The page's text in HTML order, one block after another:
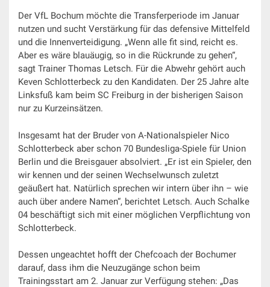
Der VfL Bochum möchte die Transferperiode im Januar
nutzen und sucht Verstärkung für das defensive Mittelfeld
und die Innenverteidigung. „Wenn alle fit sind, reicht es.
Aber es wäre blauäugig, so in die Rückrunde zu gehen“,
sagt Trainer Thomas Letsch. Für die Abwehr gehört auch
Keven Schlotterbeck zu den Kandidaten. Der 25 Jahre alte
Linksfuß kam beim SC Freiburg in der bisherigen Saison
nur zu Kurzeinsätzen.
Insgesamt hat der Bruder von A-Nationalspieler Nico
Schlotterbeck aber schon 70 Bundesliga-Spiele für Union
Berlin und die Breisgauer absolviert. „Er ist ein Spieler, den
wir kennen und der seinen Wechselwunsch zuletzt
geäußert hat. Natürlich sprechen wir intern über ihn – wie
auch über andere Namen“, berichtet Letsch. Auch Schalke
04 beschäftigt sich mit einer möglichen Verpflichtung von
Schlotterbeck.
Dessen ungeachtet hofft der Chefcoach der Bochumer
darauf, dass ihm die Neuzugänge schon beim
Trainingsstart am 2. Januar zur Verfügung stehen: „Das